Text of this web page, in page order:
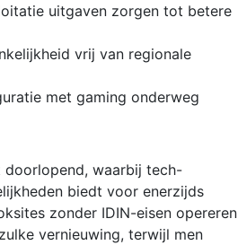
uitgaven zorgen tot betere
vrij van regionale
met gaming onderweg
doorlopend, waarbij tech-
biedt voor enerzijds
zonder IDIN-eisen opereren
vernieuwing, terwijl men